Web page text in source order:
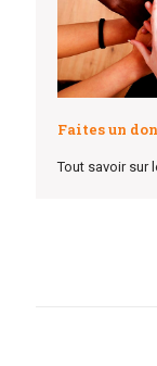
Faites un
Tout savoir sur